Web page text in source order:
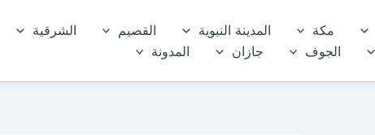
مكة المدينة النبوية القصيم الشرقية
الجوف جازان المدونة